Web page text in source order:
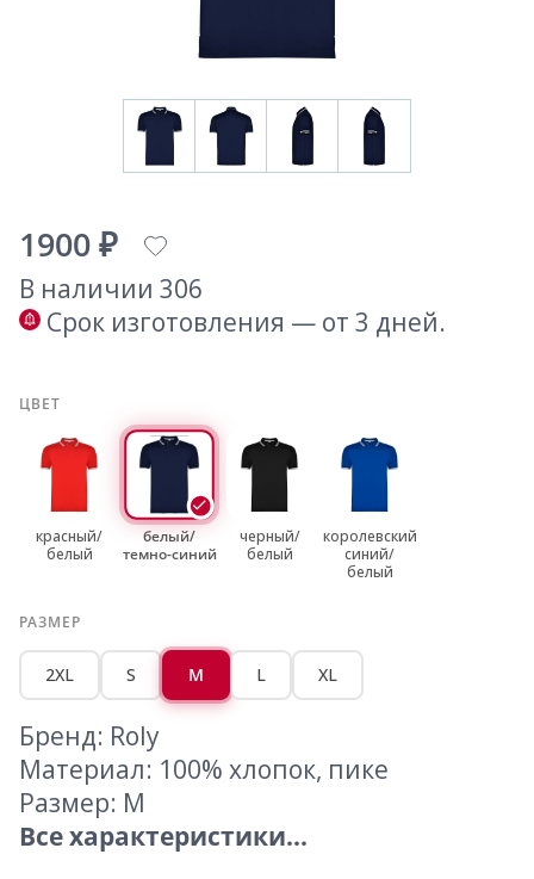
1900 ₽
В наличии 306
Срок изготовления — от 3 дней.
ЦВЕТ
красный/
белый
белый/
темно-синий
черный/
белый
королевский
синий/
белый
РАЗМЕР
2XL S M L XL
Бренд: Roly
Материал: 100% хлопок, пике
Размер: M
Все характеристики...